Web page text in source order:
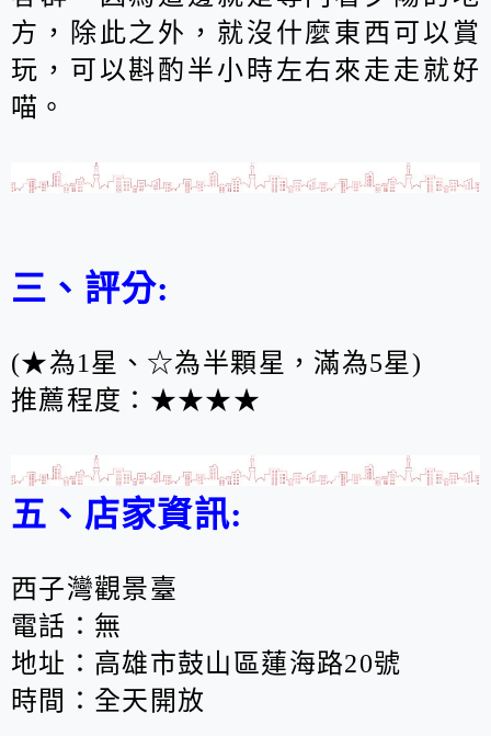
方，除此之外，就沒什麼東西可以賞
玩，可以斟酌半小時左右來走走就好
喵。
三、評分:
(★為1星、☆為半顆星，滿為5星)
推薦程度：★★★★
五、店家資訊:
西子灣觀景臺
電話：無
地址：高雄市鼓山區蓮海路20號
時間：全天開放